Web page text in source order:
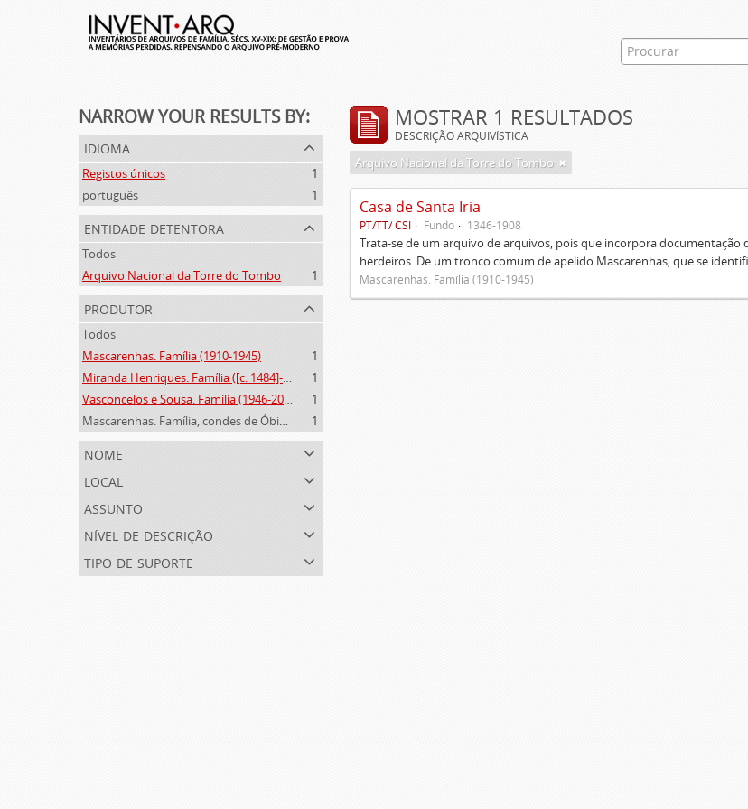
NARROW YOUR RESULTS BY:
idioma
Registos únicos
1
português
1
entidade detentora
Todos
Arquivo Nacional da Torre do Tombo
1
produtor
Todos
Mascarenhas. Família (1910-1945)
1
Miranda Henriques. Família ([c. 1484]-[c.1745])
1
Vasconcelos e Sousa. Família (1946-2006)
1
Mascarenhas. Família, condes de Óbidos, Palma e Sabugal (1669-1910)
1
nome
local
assunto
nível de descrição
tipo de suporte
MOSTRAR 1 RESULTADOS
DESCRIÇÃO ARQUIVÍSTICA
Arquivo Nacional da Torre do Tombo
Casa de Santa Iria
PT/TT/ CSI Fundo 1346-1908
Trata-se de um arquivo de arquivos, pois que incorpora documentação
herdeiros. De um tronco comum de apelido Mascarenhas, que se
Mascarenhas. Família (1910-1945)